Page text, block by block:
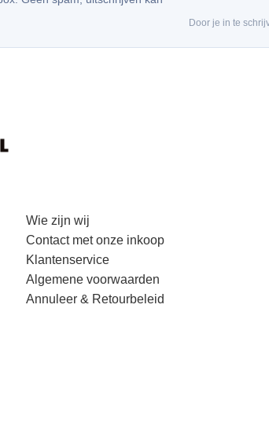
Door je in te
Wie zijn wij
Contact met onze inkoop
Klantenservice
Algemene voorwaarden
Annuleer & Retourbeleid